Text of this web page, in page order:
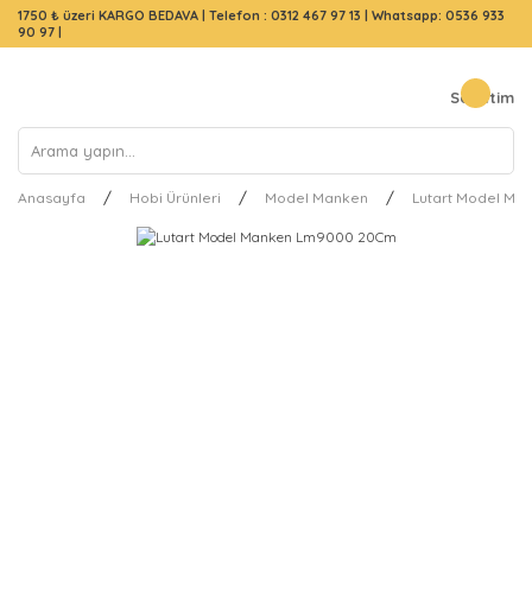
1750 ₺ üzeri KARGO BEDAVA | Telefon : 0312 467 97 13 | Whatsapp: 0536 933
90 97 |
Sepetim
Anasayfa Hobi Ürünleri Model Manken Lutart Model